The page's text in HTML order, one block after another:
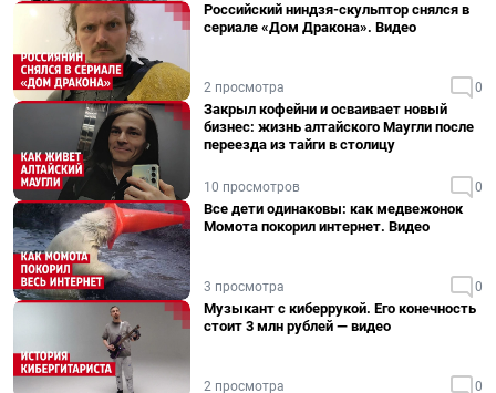
Российский ниндзя-скульптор снялся в
сериале «Дом Дракона». Видео
2 просмотра 0
Закрыл кофейни и осваивает новый
бизнес: жизнь алтайского Маугли после
переезда из тайги в столицу
10 просмотров 0
Все дети одинаковы: как медвежонок
Момота покорил интернет. Видео
3 просмотра 0
Музыкант с киберрукой. Его конечность
стоит 3 млн рублей — видео
2 просмотра 0